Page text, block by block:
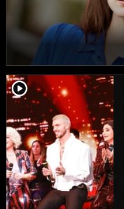
player2